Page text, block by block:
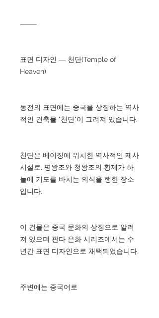
⸻
표면 디자인 ― 천단(Temple of
Heaven)
동전의 표면에는 중국을 상징하는 역사
적인 건축물 "천단"이 그려져 있습니다.
천단은 베이징에 위치한 역사적인 제사
시설로, 명왕조와 청왕조의 황제가 하
늘에 기도를 바치는 의식을 행한 장소
입니다.
이 건물은 중국 문화의 상징으로 알려
져 있으며 판다 은화 시리즈에서는 수
년간 표면 디자인으로 채택되었습니다.
주변에는 중국어로